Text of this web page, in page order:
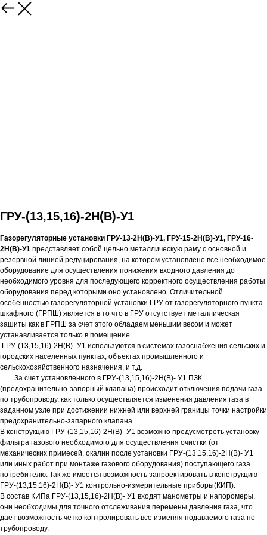
ГРУ-(13,15,16)-2Н(В)-У1
Газорегуляторные установки ГРУ-13-2Н(В)-У1, ГРУ-15-2Н(В)-У1, ГРУ-16-
2Н(В)-У1 представляет собой цельно металлическую раму с основной и
резервной линией редуцирования, на котором установлено все необходимое
оборудование для осуществления понижения входного давления до
необходимого уровня для последующего корректного осуществления работы
оборудования перед которыми оно установлено. Отличительной
особенностью газорегуляторной установки ГРУ от газорегуляторного пункта
шкафного (ГРПШ) является в то что в ГРУ отсутствует металлическая
зашиты как в ГРПШ за счет этого обладаем меньшим весом и может
устанавливается только в помещение.
ГРУ-(13,15,16)-2Н(В)- У1 используются в системах газоснабжения сельских и
городских населенных пунктах, объектах промышленного и
сельскохозяйственного назначения, и т.д.
За счет установленного в ГРУ-(13,15,16)-2Н(В)- У1 ПЗК
(предохранительно-запорный клапана) происходит отключения подачи газа
по трубопроводу, как только осуществляется изменения давления газа в
заданном узле при достижении нижней или верхней границы точки настройки
предохранительно-запарного клапана.
В конструкцию ГРУ-(13,15,16)-2Н(В)- У1 возможно предусмотреть установку
фильтра газового необходимого для осуществления очистки (от
механических примесей, окалин после установки ГРУ-(13,15,16)-2Н(В)- У1
или иных работ при монтаже газового оборудования) поступающего газа
потребителю. Так же имеется возможность запроектировать в конструкцию
ГРУ-(13,15,16)-2Н(В)- У1 контрольно-измерительные приборы(КИП).
В состав КИПа ГРУ-(13,15,16)-2Н(В)- У1 входят манометры и напоромеры,
они необходимы для точного отслеживания перемены давления газа, что
дает возможность четко контролировать все изменяя подаваемого газа по
трубопроводу.